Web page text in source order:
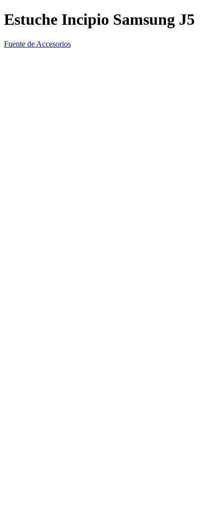
Estuche Incipio Samsung J5
Fuente de Accesorios